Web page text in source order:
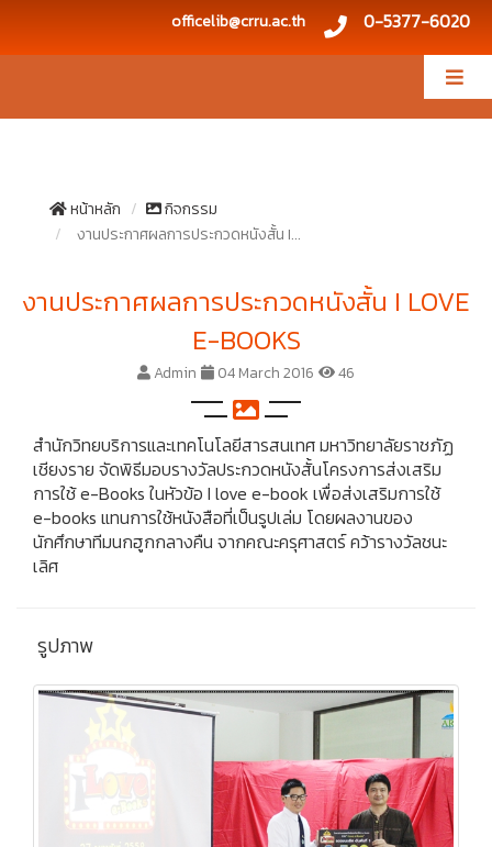
officelib@crru.ac.th 0-5377-6020
หน้าหลัก
กิจกรรม
งานประกาศผลการประกวดหนังสั้น I...
งานประกาศผลการประกวดหนังสั้น I LOVE
E-BOOKS
Admin 04 March 2016 46
สำนักวิทยบริการและเทคโนโลยีสารสนเทศ มหาวิทยาลัยราชภัฏ
เชียงราย จัดพิธีมอบรางวัลประกวดหนังสั้นโครงการส่งเสริม
การใช้ e-Books ในหัวข้อ I love e-book เพื่อส่งเสริมการใช้
e-books แทนการใช้หนังสือที่เป็นรูปเล่ม โดยผลงานของ
นักศึกษาทีมนกฮูกกลางคืน จากคณะครุศาสตร์ คว้ารางวัลชนะ
เลิศ
รูปภาพ